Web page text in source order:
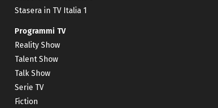
Stasera in TV Italia 1
Programmi TV
Reality Show
Talent Show
Talk Show
Serie TV
Fiction